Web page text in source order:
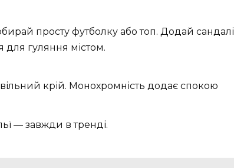
просту футболку або топ. Додай сандалі
для гуляння містом.
крій. Монохромність додає спокою
— завжди в тренді.